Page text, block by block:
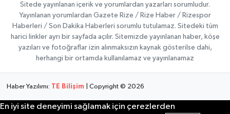
Sitede yayınlanan içerik ve yorumlardan yazarları sorumludur.
Yayınlanan yorumlardan Gazete Rize / Rize Haber / Rizespor
Haberleri / Son Dakika Haberleri sorumlu tutulamaz. Sitedeki tüm
harici linkler ayrı bir sayfada açılır. Sitemizde yayınlanan haber, köşe
yazıları ve fotoğraflar izin alınmaksızın kaynak gösterilse dahi,
herhangi bir ortamda kullanılamaz ve yayınlanamaz
Haber Yazılımı: TE Bilişim | Copyright © 2026
En iyi site deneyimi sağlamak için çerezlerden